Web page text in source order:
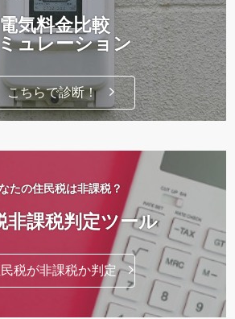
電気料金比較
ュレーション
こちらで診断！
たの住民税は非課税？
非課税判定ツール
税が非課税か判定